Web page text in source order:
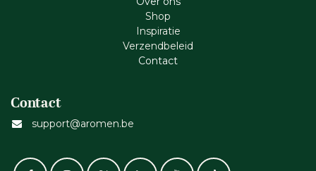
Shop
Inspiratie
Verzendbeleid
Cont​act
Contact
support@aromen.be